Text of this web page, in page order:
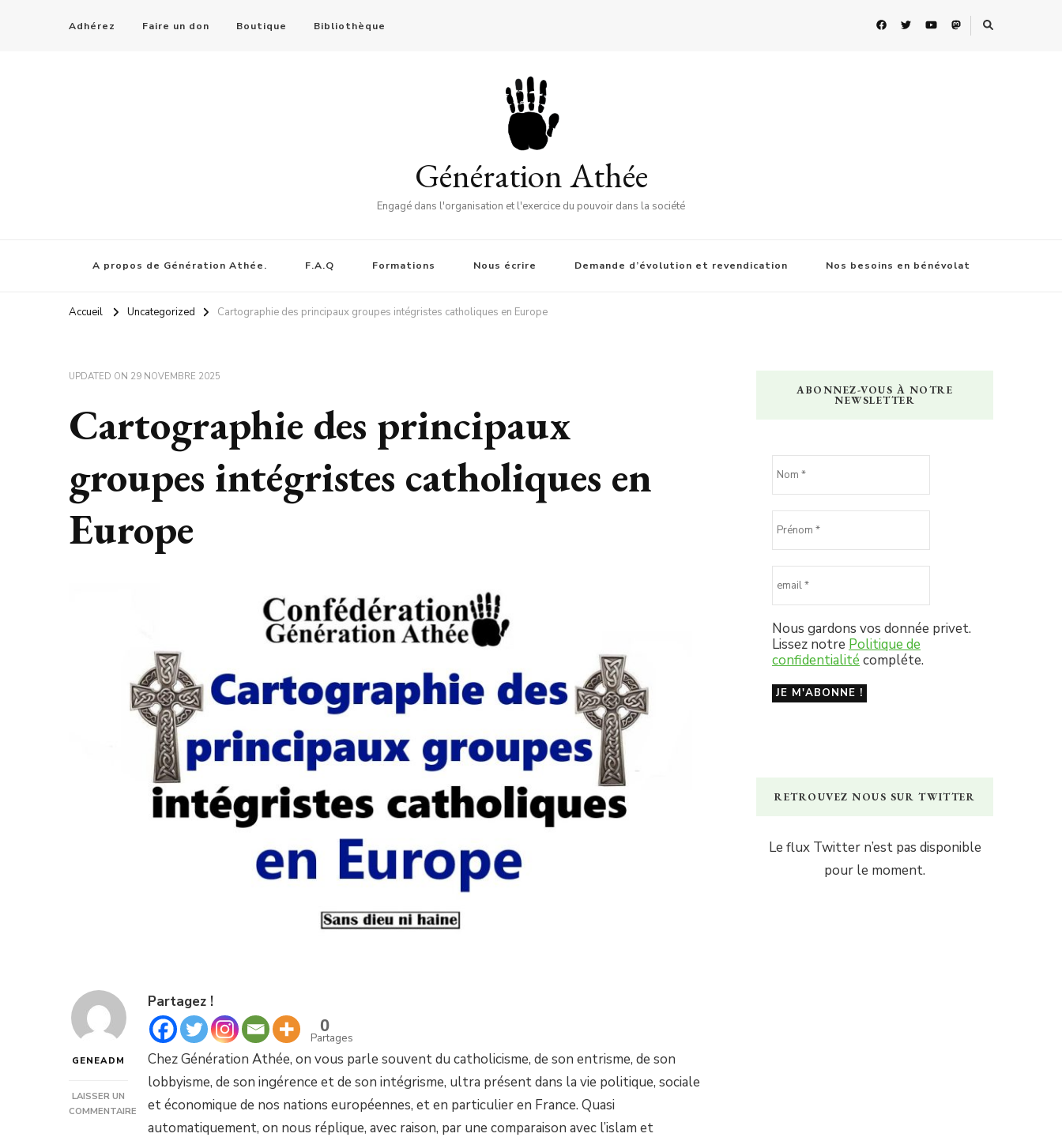
Adhérez Faire un don Boutique Bibliothèque
Génération Athée
Engagé dans l'organisation et l'exercice du pouvoir dans la société
A propos de Génération Athée. F.A.Q Formations Nous écrire Demande d’évolution et revendication Nos besoins en bénévolat
Accueil Uncategorized Cartographie des principaux groupes intégristes catholiques en Europe
UPDATED ON 29 NOVEMBRE 2025
Cartographie des principaux
groupes intégristes catholiques en
Europe
GENEADM
LAISSER UN
COMMENTAIRE
Partagez !
0
Partages
Chez Génération Athée, on vous parle souvent du catholicisme, de son entrisme, de son
lobbyisme, de son ingérence et de son intégrisme, ultra présent dans la vie politique, sociale
et économique de nos nations européennes, et en particulier en France. Quasi
automatiquement, on nous réplique, avec raison, par une comparaison avec l’islam et
ABONNEZ-VOUS À NOTRE
NEWSLETTER
Nous gardons vos donnée privet.
Lissez notre Politique de
confidentialité compléte.
RETROUVEZ NOUS SUR TWITTER
Le flux Twitter n’est pas disponible
pour le moment.